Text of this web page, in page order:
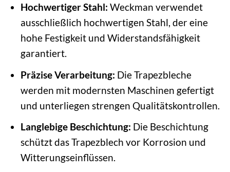
Hochwertiger Stahl: Weckman verwendet
ausschließlich hochwertigen Stahl, der eine
hohe Festigkeit und Widerstandsfähigkeit
garantiert.
Präzise Verarbeitung: Die Trapezbleche
werden mit modernsten Maschinen gefertigt
und unterliegen strengen Qualitätskontrollen.
Langlebige Beschichtung: Die Beschichtung
schützt das Trapezblech vor Korrosion und
Witterungseinflüssen.